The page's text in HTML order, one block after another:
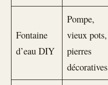
Fontaine
d’eau DIY
Pompe,
vieux pots,
pierres
décoratives